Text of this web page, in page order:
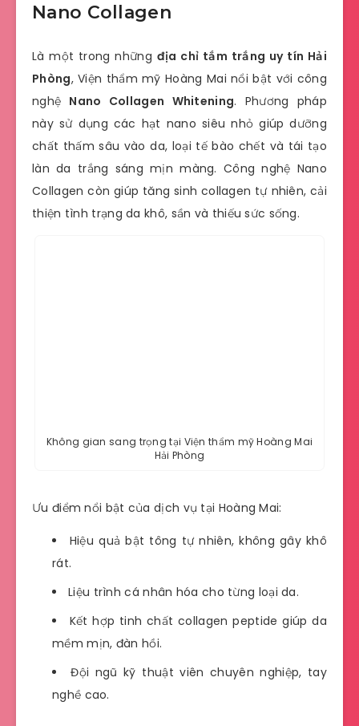
Nano Collagen
Là một trong những địa chỉ tắm trắng uy tín Hải
Phòng, Viện thẩm mỹ Hoàng Mai nổi bật với công
nghệ Nano Collagen Whitening. Phương pháp
này sử dụng các hạt nano siêu nhỏ giúp dưỡng
chất thấm sâu vào da, loại tế bào chết và tái tạo
làn da trắng sáng mịn màng. Công nghệ Nano
Collagen còn giúp tăng sinh collagen tự nhiên, cải
thiện tình trạng da khô, sần và thiếu sức sống.
Không gian sang trọng tại Viện thẩm mỹ Hoàng Mai
Hải Phòng
Ưu điểm nổi bật của dịch vụ tại Hoàng Mai:
Hiệu quả bật tông tự nhiên, không gây khô
rát.
Liệu trình cá nhân hóa cho từng loại da.
Kết hợp tinh chất collagen peptide giúp da
mềm mịn, đàn hồi.
Đội ngũ kỹ thuật viên chuyên nghiệp, tay
nghề cao.